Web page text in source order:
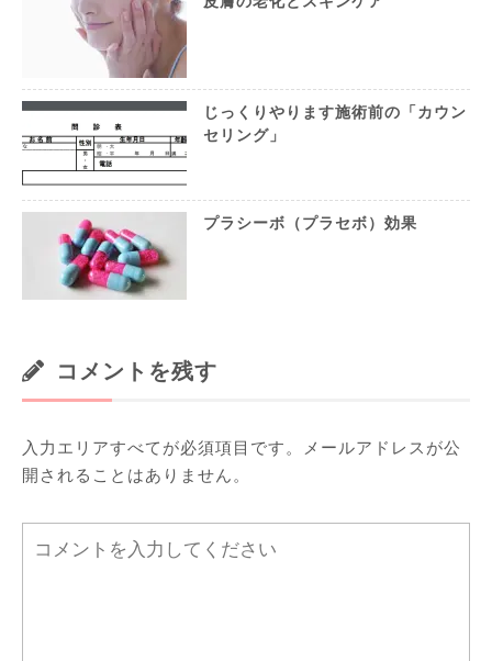
じっくりやります施術前の「カウン
セリング」
プラシーボ（プラセボ）効果
コメントを残す
入力エリアすべてが必須項目です。メールアドレスが公
開されることはありません。